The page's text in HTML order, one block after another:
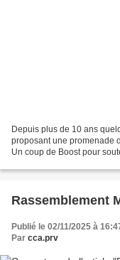
Depuis plus de 10 ans
proposant une promenade
Un coup de Boost pour
Rassemblement
Publié le 02/11/2025 à
Par cca.prv